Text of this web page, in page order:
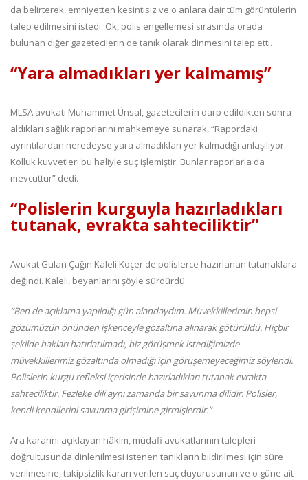
da belirterek, emniyetten kesintisiz ve o anlara dair tüm görüntülerin
talep edilmesini istedi. Ok, polis engellemesi sırasında orada
bulunan diğer gazetecilerin de tanık olarak dinmesini talep etti.
“Yara almadıkları yer kalmamış”
MLSA avukatı Muhammet Ünsal, gazetecilerin darp edildikten sonra
aldıkları sağlık raporlarını mahkemeye sunarak, “Rapordaki
ayrıntılardan neredeyse yara almadıkları yer kalmadığı anlaşılıyor.
Kolluk kuvvetleri bu haliyle suç işlemiştir. Bunlar raporlarla da
mevcuttur” dedi.
“Polislerin kurguyla hazırladıkları
tutanak, evrakta sahteciliktir”
Avukat Gulan Çağın Kaleli Koçer de polislerce hazırlanan tutanaklara
değindi. Kaleli, beyanlarını şöyle sürdürdü:
“Ben de açıklama yapıldığı gün alandaydım. Müvekkillerimin hepsi
gözümüzün önünden işkenceyle gözaltına alınarak götürüldü. Hiçbir
şekilde hakları hatırlatılmadı, biz görüşmek istediğimizde
müvekkillerimiz gözaltında olmadığı için görüşemeyeceğimiz söylendi.
Polislerin kurgu refleksi içerisinde hazırladıkları tutanak evrakta
sahteciliktir. Fezleke dili aynı zamanda bir savunma dilidir. Polisler,
kendi kendilerini savunma girişimine girmişlerdir.”
Ara kararını açıklayan hâkim, müdafi avukatlarının talepleri
doğrultusunda dinlenilmesi istenen tanıkların bildirilmesi için süre
verilmesine, takipsizlik kararı verilen suç duyurusunun ve o güne ait